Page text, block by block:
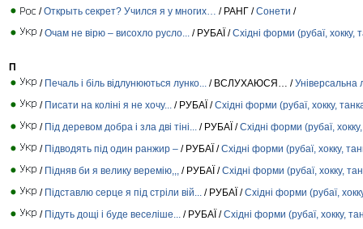
/Открыть секрет? Учился я у многих… / РАНГ /Сонети /
/Очам не вірю – висохло русло... / РУБАЇ /Східні форми (рубаї, хокку,
П
/ Печаль і біль відлунюються лунко... / ВСЛУХАЮСЯ… /Універсальна
/ Писати на коліні я не хочу... / РУБАЇ /Східні форми (рубаї, хокку,
/ Під деревом добра і зла дві тіні... / РУБАЇ /Східні форми (рубаї,
/ Підводять під один ранжир – / РУБАЇ /Східні форми (рубаї, хокку,
/ Підняв би я велику веремію,,, / РУБАЇ /Східні форми (рубаї, хокку,
/ Підставлю серце я під стріли вій... / РУБАЇ /Східні форми (рубаї,
/ Підуть дощі і буде веселіше... / РУБАЇ /Східні форми (рубаї, хокку,